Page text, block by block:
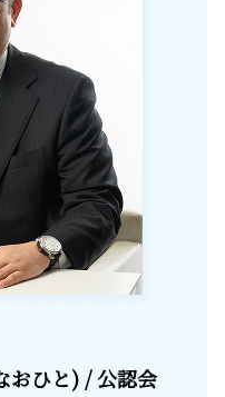
おひと) / 公認会